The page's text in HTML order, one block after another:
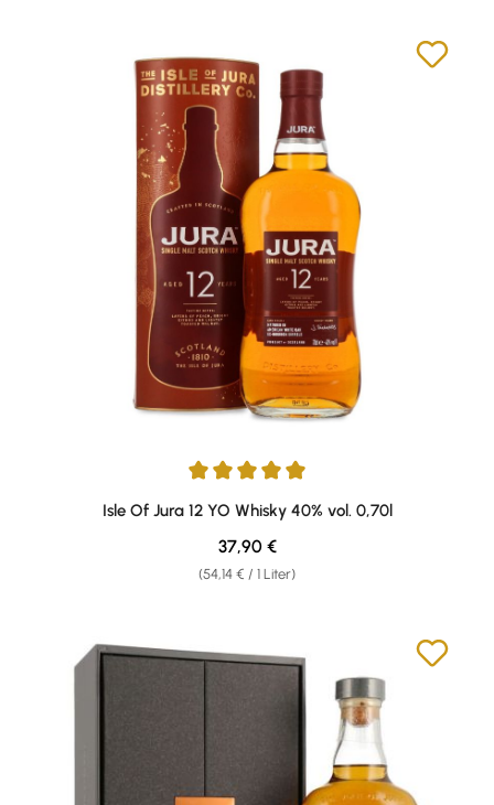
Durchschnittliche Bewertung von 5 von 5 Sternen
Isle Of Jura 12 YO Whisky 40% vol. 0,70l
(54,14 € / 1 Liter)
Regulärer Preis:
37,90 €